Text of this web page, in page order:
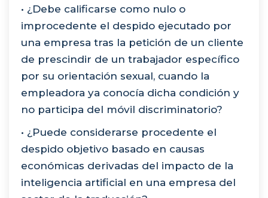
• ¿Debe calificarse como nulo o
improcedente el despido ejecutado por
una empresa tras la petición de un cliente
de prescindir de un trabajador específico
por su orientación sexual, cuando la
empleadora ya conocía dicha condición y
no participa del móvil discriminatorio?
• ¿Puede considerarse procedente el
despido objetivo basado en causas
económicas derivadas del impacto de la
inteligencia artificial en una empresa del